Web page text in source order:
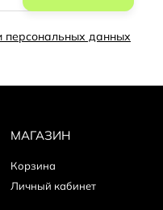
персональных данных
МАГАЗИН
Корзина
Личный кабинет